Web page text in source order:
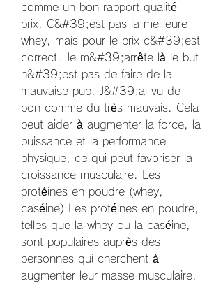
comme un bon rapport qualité
prix. C&#39;est pas la meilleure
whey, mais pour le prix c&#39;est
correct. Je m&#39;arrête là le but
n&#39;est pas de faire de la
mauvaise pub. J&#39;ai vu de
bon comme du très mauvais. Cela
peut aider à augmenter la force, la
puissance et la performance
physique, ce qui peut favoriser la
croissance musculaire. Les
protéines en poudre (whey,
caséine) Les protéines en poudre,
telles que la whey ou la caséine,
sont populaires auprès des
personnes qui cherchent à
augmenter leur masse musculaire.